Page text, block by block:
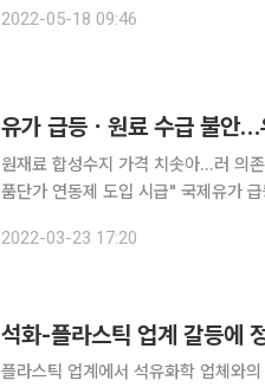
업계 관계자와 브랜드 오너들에게 리
2022-05-18 09:46
유가 급등ㆍ원료 수급 불안
원재료 합성수지 가격 치솟아…러 의
품단가 연동제 도입 시급" 국제유가 급등과 원자재 수급 차질로 플라스틱 제조업계가 이중고를 겪고
재 수급 불안에 기업이 존폐 기로에
2022-03-23 17:20
석화-플라스틱 업계 갈등에
플라스틱 업계에서 석유화학 업체와